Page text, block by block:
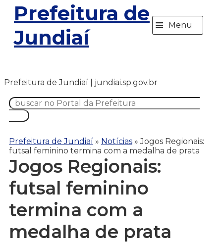
Prefeitura de
Jundiaí
≡ Menu
Prefeitura de Jundiaí | jundiai.sp.gov.br
Prefeitura de Jundiaí » Notícias »Jogos Regionais:
futsal feminino termina com a medalha de prata
Jogos Regionais:
futsal feminino
termina com a
medalha de prata